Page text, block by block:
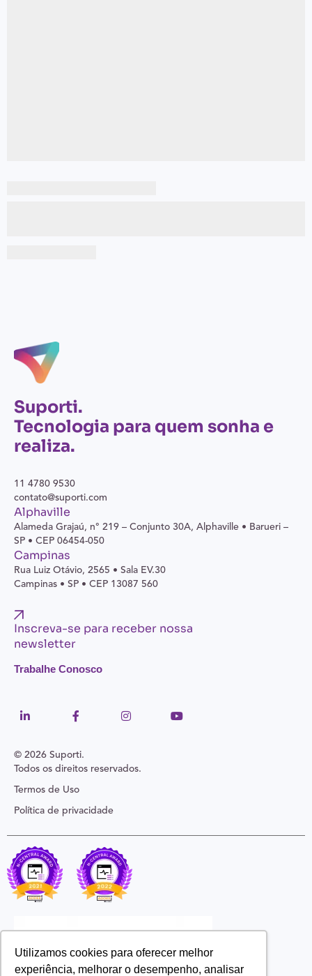
Utilizamos cookies para oferecer melhor
experiência, melhorar o desempenho, analisar
Suporti.
Tecnologia para quem sonha e
realiza.
11 4780 9530
contato@suporti.com
Alphaville
Alameda Grajaú, n° 219 – Conjunto 30A, Alphaville • Barueri –
SP • CEP 06454-050
Campinas
Rua Luiz Otávio, 2565 • Sala EV.30
Campinas • SP • CEP 13087 560
Inscreva-se para receber nossa
newsletter
Trabalhe Conosco
© 2026 Suporti.
Todos os direitos reservados.
Termos de Uso
Política de privacidade